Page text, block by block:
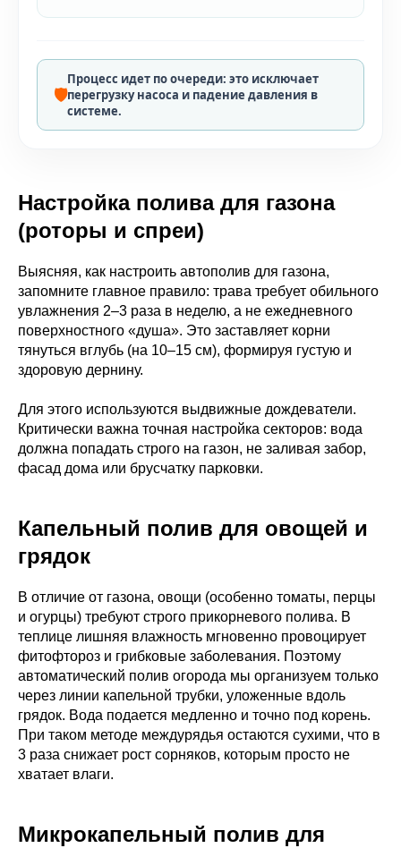
🛡️
Процесс идет по очереди: это исключает
перегрузку насоса и падение давления в
системе.
Настройка полива для газона
(роторы и спреи)
Выясняя, как настроить автополив для газона,
запомните главное правило: трава требует обильного
увлажнения 2–3 раза в неделю, а не ежедневного
поверхностного «душа». Это заставляет корни
тянуться вглубь (на 10–15 см), формируя густую и
здоровую дернину.
Для этого используются выдвижные дождеватели.
Критически важна точная настройка секторов: вода
должна попадать строго на газон, не заливая забор,
фасад дома или брусчатку парковки.
Капельный полив для овощей и
грядок
В отличие от газона, овощи (особенно томаты, перцы
и огурцы) требуют строго прикорневого полива. В
теплице лишняя влажность мгновенно провоцирует
фитофтороз и грибковые заболевания. Поэтому
автоматический полив огорода мы организуем только
через линии капельной трубки, уложенные вдоль
грядок. Вода подается медленно и точно под корень.
При таком методе междурядья остаются сухими, что в
3 раза снижает рост сорняков, которым просто не
хватает влаги.
Микрокапельный полив для